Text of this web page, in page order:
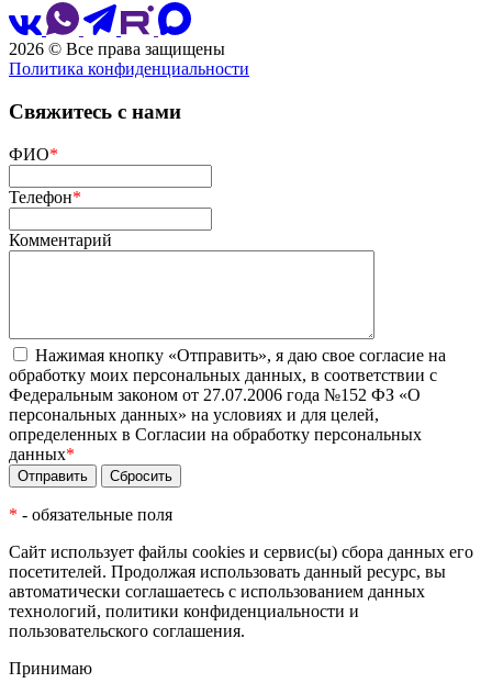
2026 © Все права защищены
Политика конфиденциальности
Свяжитесь с нами
ФИО*
Телефон*
Комментарий
Нажимая кнопку «Отправить», я даю свое согласие на
обработку моих персональных данных, в соответствии с
Федеральным законом от 27.07.2006 года №152 ФЗ «О
персональных данных» на условиях и для целей,
определенных в Согласии на обработку персональных
данных*
* - обязательные поля
Сайт использует файлы cookies и сервис(ы) сбора данных его
посетителей. Продолжая использовать данный ресурс, вы
автоматически соглашаетесь с использованием данных
технологий, политики конфиденциальности и
пользовательского соглашения.
Принимаю